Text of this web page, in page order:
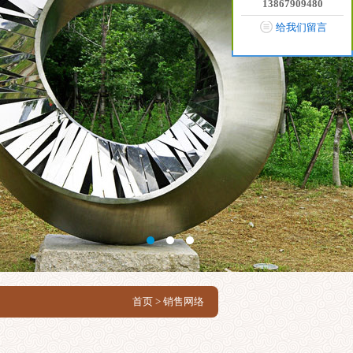
13867909480
给我们留言
首页 > 销售网络